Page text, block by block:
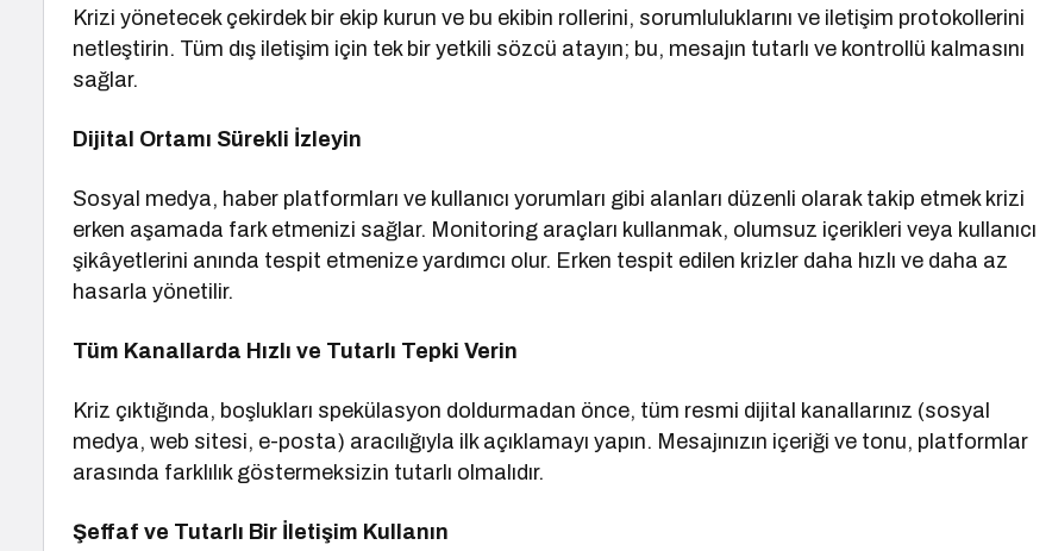
Krizi yönetecek çekirdek bir ekip kurun ve bu ekibin rollerini, sorumluluklarını ve iletişim protokollerini
netleştirin. Tüm dış iletişim için tek bir yetkili sözcü atayın; bu, mesajın tutarlı ve kontrollü kalmasını
sağlar.
Dijital Ortamı Sürekli İzleyin
Sosyal medya, haber platformları ve kullanıcı yorumları gibi alanları düzenli olarak takip etmek krizi
erken aşamada fark etmenizi sağlar. Monitoring araçları kullanmak, olumsuz içerikleri veya kullanıcı
şikâyetlerini anında tespit etmenize yardımcı olur. Erken tespit edilen krizler daha hızlı ve daha az
hasarla yönetilir.
Tüm Kanallarda Hızlı ve Tutarlı Tepki Verin
Kriz çıktığında, boşlukları spekülasyon doldurmadan önce, tüm resmi dijital kanallarınız (sosyal
medya, web sitesi, e-posta) aracılığıyla ilk açıklamayı yapın. Mesajınızın içeriği ve tonu, platformlar
arasında farklılık göstermeksizin tutarlı olmalıdır.
Şeffaf ve Tutarlı Bir İletişim Kullanın